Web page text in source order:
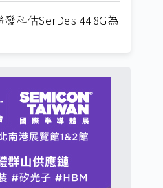
科估SerDes 448G為